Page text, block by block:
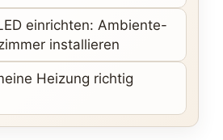
einrichten: Ambiente-
installieren
Heizung richtig